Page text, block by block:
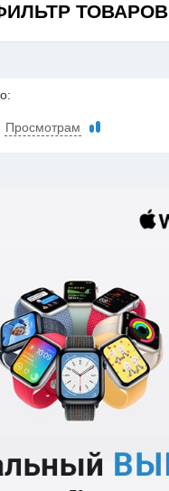
ТОВАРОВ
Просмотрам